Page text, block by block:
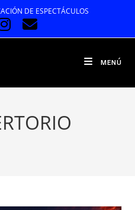
DE ESPECTÁCULOS
MENÚ